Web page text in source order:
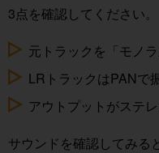
3点を確認してください。
元トラックを「モノ
LRトラックはPANで
アウトプットがステ
サウンドを確認してみる